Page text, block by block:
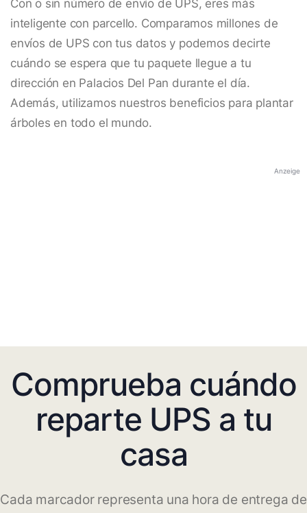
Con o sin número de envío de UPS, eres más
inteligente con parcello. Comparamos millones de
envíos de UPS con tus datos y podemos decirte
cuándo se espera que tu paquete llegue a tu
dirección en Palacios Del Pan durante el día.
Además, utilizamos nuestros beneficios para plantar
árboles en todo el mundo.
Anzeige
Comprueba cuándo
reparte UPS a tu
casa
Cada marcador representa una hora de entrega de